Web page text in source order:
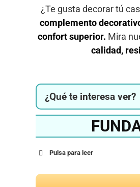
¿Te gusta decorar tú
complemento
confort superior. Mira
calidad,
¿Qué te interesa ver?
Pulsa para leer